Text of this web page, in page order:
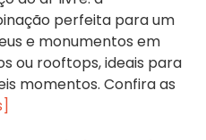
perfeita para um
e monumentos em
ou rooftops, ideais para
momentos. Confira as